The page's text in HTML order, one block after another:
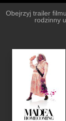
Obejrzyj trailer
rodzinny